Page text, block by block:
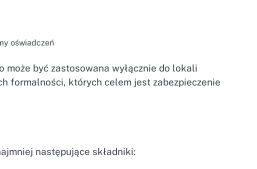
oświadczeń
być zastosowana wyłącznie do lokali
formalności, których celem jest zabezpieczenie
następujące składniki: